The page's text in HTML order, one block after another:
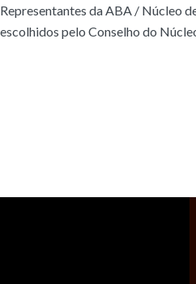
Representantes da ABA / Núcleo
escolhidos pelo Conselho do